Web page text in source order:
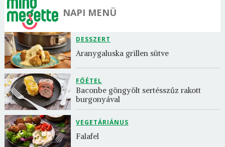
NAPI MENÜ
DESSZERT
Aranygaluska grillen sütve
FŐÉTEL
Baconbe göngyölt sertésszűz rakott
burgonyával
VEGETÁRIÁNUS
Falafel